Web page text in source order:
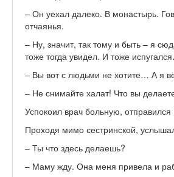
– Он уехал далеко. В монастырь.
отчаянья.
– Ну, значит, так тому и быть – я
тоже тогда увидел. И тоже
– Вы вот с людьми не хотите… А я
– Не снимайте халат! Что вы
Успокоил врач больную,
Проходя мимо сестринской,
– Ты что здесь делаешь?
– Маму жду. Она меня привела и